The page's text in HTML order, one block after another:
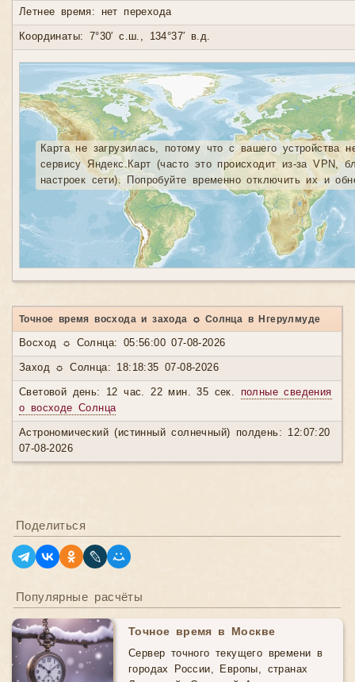
Летнее время: нет перехода
Координаты: 7°30′ с.ш., 134°37′ в.д.
Карта не загрузилась, потому что с вашего устройства
сервису Яндекс.Карт (часто это происходит из-за VPN,
настроек сети). Попробуйте временно отключить их и
Точное время восхода и захода ☼ Солнца в Нгерулмуде
Восход ☼ Солнца: 05:56:00 07-08-2026
Заход ☼ Солнца: 18:18:35 07-08-2026
Световой день: 12 час. 22 мин. 35 сек. полные сведения
о восходе Солнца
Астрономический (истинный солнечный) полдень: 12:07:20
07-08-2026
Поделиться
Популярные расчёты
Точное время в Москве
Сервер точного текущего времени в
городах России, Европы, странах